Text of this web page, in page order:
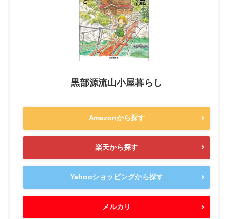
黒部源流山小屋暮らし
Amazonから探す
楽天から探す
Yahooショッピングから探す
メルカリ